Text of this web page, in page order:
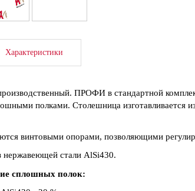
Характеристики
ПРОФИ в стандартной
полками. Столешница изготавливается
винтовыми опорами, позволяющими
нержавеющей стали AlSi430.
сплошных полок: